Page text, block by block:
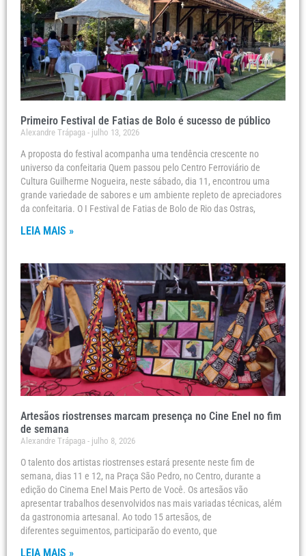
Primeiro Festival de Fatias de Bolo é sucesso de público
Alexandre Trápaga julho 13, 2026
A proposta do festival acompanha uma tendência crescente no
universo da confeitaria Quem passou pelo Centro Ferroviário de
Cultura Guilherme Nogueira, neste sábado, dia 11, encontrou uma
grande variedade de sabores e um ambiente repleto de apreciadores
da confeitaria. O I Festival de Fatias de Bolo de Rio das Ostras,
LEIA MAIS »
Artesãos riostrenses marcam presença no Cine Enel no fim
de semana
Alexandre Trápaga julho 8, 2026
O talento dos artistas riostrenses estará presente neste fim de
semana, dias 11 e 12, na Praça São Pedro, no Centro, durante a
edição do Cinema Enel Mais Perto de Você. Os artesãos vão
apresentar trabalhos desenvolvidos nas mais variadas técnicas, além
da gastronomia artesanal. Ao todo 15 artesãos, de
diferentes seguimentos, participarão do evento, que
LEIA MAIS »